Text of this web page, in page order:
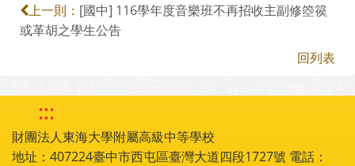
上一則： [國中] 116學年度音樂班不再招收主副修箜篌
或革胡之學生公告
回列表
:::
財團法人東海大學附屬高級中等學校
地址：407224臺中市西屯區臺灣大道四段1727號 電話：